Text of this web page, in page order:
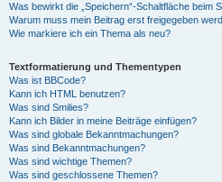
Was bewirkt die „Speichern“-Schaltfläche beim
Warum muss mein Beitrag erst freigegeben
Wie markiere ich ein Thema als neu?
Textformatierung und Thementypen
Was ist BBCode?
Kann ich HTML benutzen?
Was sind Smilies?
Kann ich Bilder in meine Beiträge einfügen?
Was sind globale Bekanntmachungen?
Was sind Bekanntmachungen?
Was sind wichtige Themen?
Was sind geschlossene Themen?